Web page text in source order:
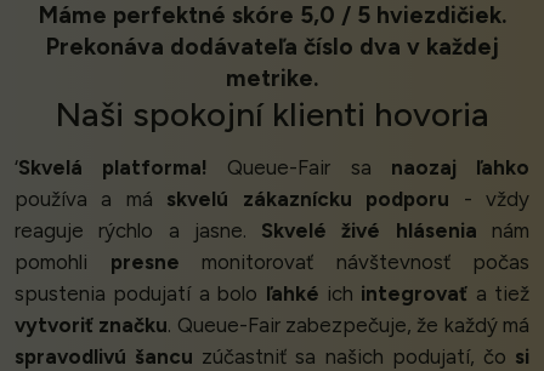
Máme perfektné skóre 5,0 / 5 hviezdičiek.
Prekonáva dodávateľa číslo dva v každej
metrike.
Naši spokojní klienti hovoria
‘Skvelá platforma! Queue-Fair sa naozaj ľahko
používa a má skvelú zákaznícku podporu - vždy
reaguje rýchlo a jasne. Skvelé živé hlásenia nám
pomohli presne monitorovať návštevnosť počas
spustenia podujatí a bolo ľahké ich integrovať a tiež
vytvoriť značku. Queue-Fair zabezpečuje, že každý má
spravodlivú šancu zúčastniť sa našich podujatí, čo si